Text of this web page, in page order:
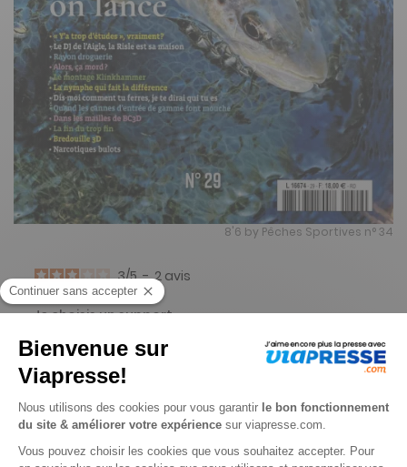
8'6 by Pêches Sportives n° 34
3/5-2 avis
Je choisis un support
Papier
Je choisis une durée